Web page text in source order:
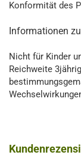
Konformität des
Informationen
Nicht für Kinder
Reichweite